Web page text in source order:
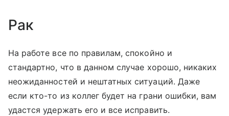
Рак
На работе все по правилам, спокойно и
стандартно, что в данном случае хорошо, никаких
неожиданностей и нештатных ситуаций. Даже
если кто-то из коллег будет на грани ошибки, вам
удастся удержать его и все исправить.